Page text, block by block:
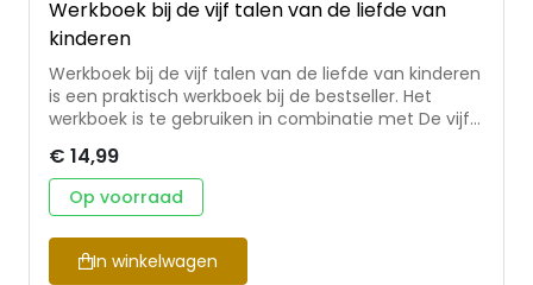
Werkboek bij de vijf talen van de liefde van
kinderen
Werkboek bij de vijf talen van de liefde van kinderen
is een praktisch werkboek bij de bestseller. Het
werkboek is te gebruiken in combinatie met De vijf
afwisselende werkvormen helpt het boek de lezers
om de liefdestaal van hun kind te leren kennen en
te leren spreken. Het werkboek bevat aansprekende
illustraties en voorbeelden om direct in de praktijk
te brengen. Voor individueel gebruik, voor stellen of
voor kringgebruik.
€ 14,99
Op voorraad
In winkelwagen